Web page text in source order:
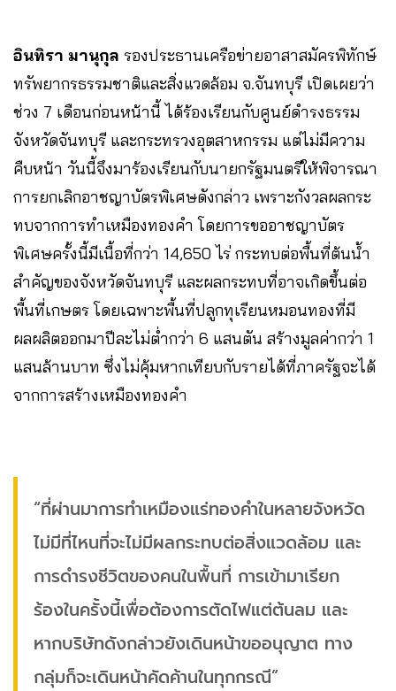
อินทิรา มานุกุล รองประธานเครือข่ายอาสาสมัครพิทักษ์
ทรัพยากรธรรมชาติและสิ่งแวดล้อม จ.จันทบุรี เปิดเผยว่า
ช่วง 7 เดือนก่อนหน้านี้ ได้ร้องเรียนกับศูนย์ดำรงธรรม
จังหวัดจันทบุรี และกระทรวงอุตสาหกรรม แต่ไม่มีความ
คืบหน้า วันนี้จึงมาร้องเรียนกับนายกรัฐมนตรีให้พิจารณา
การยกเลิกอาชญาบัตรพิเศษดังกล่าว เพราะกังวลผลกระ
ทบจากการทำเหมืองทองคำ โดยการขออาชญาบัตร
พิเศษครั้งนี้มีเนื้อที่กว่า 14,650 ไร่ กระทบต่อพื้นที่ต้นน้ำ
สำคัญของจังหวัดจันทบุรี และผลกระทบที่อาจเกิดขึ้นต่อ
พื้นที่เกษตร โดยเฉพาะพื้นที่ปลูกทุเรียนหมอนทองที่มี
ผลผลิตออกมาปีละไม่ต่ำกว่า 6 แสนตัน สร้างมูลค่ากว่า 1
แสนล้านบาท ซึ่งไม่คุ้มหากเทียบกับรายได้ที่ภาครัฐจะได้
จากการสร้างเหมืองทองคำ
“ที่ผ่านมาการทำเหมืองแร่ทองคำในหลายจังหวัด
ไม่มีที่ไหนที่จะไม่มีผลกระทบต่อสิ่งแวดล้อม และ
การดำรงชีวิตของคนในพื้นที่ การเข้ามาเรียก
ร้องในครั้งนี้เพื่อต้องการตัดไฟแต่ต้นลม และ
หากบริษัทดังกล่าวยังเดินหน้าขออนุญาต ทาง
กลุ่มก็จะเดินหน้าคัดค้านในทุกกรณี”